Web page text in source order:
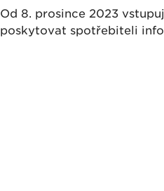
Od 8. prosince 2023
poskytovat spotřebiteli